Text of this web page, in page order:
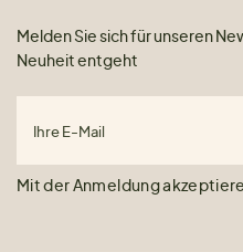
Melden Sie sich für unseren
Neuheit entgeht
Ihre E-Mail
Mit der Anmeldung